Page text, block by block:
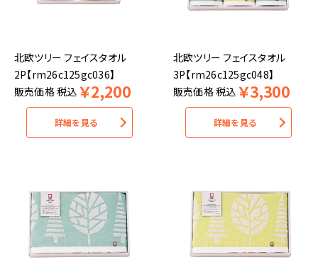
北欧ツリー フェイスタオル
2P【rm26c125gc036】
販売価格税込 ￥2,200
詳細を見る
北欧ツリー フェイスタオル
3P【rm26c125gc048】
販売価格税込 ￥3,300
詳細を見る